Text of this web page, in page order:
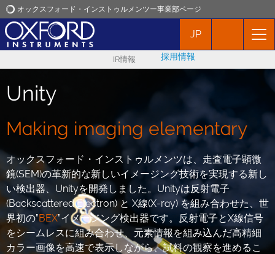
オックスフォード・インストゥルメンツー事業部ページ
オックスフォード・インストゥルメンツ
アプリケーション
イベント
お問い合わせ
JP
IR情報 採用情報
Unity
Making imaging elementary
オックスフォード・インストゥルメンツは、走査電子顕微
鏡(SEM)の革新的な新しいイメージング技術を実現する新し
い検出器、Unityを開発しました。Unityは反射電子
(Backscattered Electron) と X線(X-ray) を組み合わせた、世
界初の”BEX”イメージング検出器です。反射電子とX線信号
をシームレスに組み合わせ、元素情報を組み込んだ高精細
カラー画像を高速で表示しながら、試料の観察を進めるこ